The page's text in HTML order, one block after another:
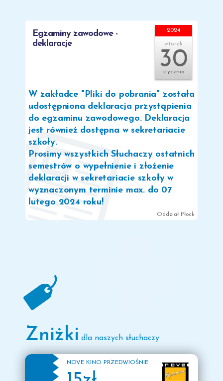
Egzaminy zawodowe -
deklaracje
2024
wtorek
30
stycznia
W zakładce "Pliki do pobrania" została
udostępniona deklaracja przystąpienia
do egzaminu zawodowego. Deklaracja
jest również dostępna w sekretariacie
szkoły.
Prosimy wszystkich Słuchaczy ostatnich
semestrów o wypełnienie i złożenie
deklaracji w sekretariacie szkoły w
wyznaczonym terminie max. do 07
lutego 2024 roku!
Oddział Płock
W zakładce "Pliki do pobrania" została
do egzaminu maturalnego. Deklaracja
jest również dostępna w sekretariacie
szkoły.
Prosimy wszystkich Słuchaczy VII
semestru LO o wypełnienie i złożenie
Zniżki dla naszych słuchaczy
NOVE KINO PRZEDWIOŚNIE